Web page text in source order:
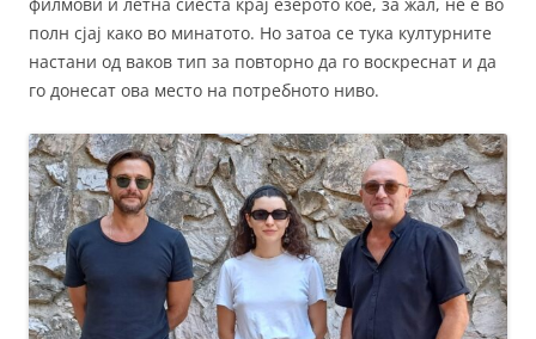
полн сјај како во минатото. Но затоа се тука културните
настани од ваков тип за повторно да го воскреснат и да
го донесат ова место на потребното ниво.